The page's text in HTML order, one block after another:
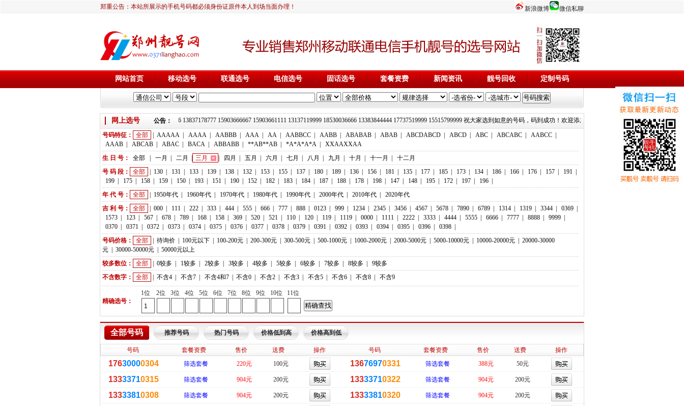
郑重公告：本站所展示的手机号码都必须身份证原件本人到场当面办理！ 新浪微博 微信私聊
网站首页 移动选号 联通选号 电信选号 固话选号 套餐资费 新闻资讯 靓号回收 定制号码
网上选号 公告：
靓号推荐：18236933666 13837178777 15903666667 15903661111 13137119999 18530036666 13383844444 17737519999 15515799999 祝大家选到如意的号码，码到成功！欢迎添加微信客服：18803716116 18903716116
号码特征： 全部 AAAAA AAAA AABBB AAA AA AABBCC AABB ABABAB ABAB ABCDABCD ABCD ABC ABCABC AABCC
AAAB
ABCAB ABAC BACA ABBABB **AB**AB *A*A*A*A
XXAAXXAA
生 日 号：
全部 一月 二月 三月 四月 五月 六月 七月 八月 九月 十月 十一月
十二月
号 码 段：
全部 130 131 133 139 138 132 153 155 137 180 189 136 156 181 135 177 185 173 134 186 166 176 157 191
199
175 158 159 150 193 151 190 152 182 183 184 187 188 178 198 147 148 195 172 197 196
年 代 号：
全部 1950年代 1960年代 1970年代 1980年代 1990年代 2000年代 2010年代
2020年代
吉 利 号：
全部 000 111 222 333 444 555 666 777 888 0123 999 1234 2345 3456 4567 5678 7890 6789 1314 1319 3344 0369
1573
123 567 678 789 168 158 369 520 521 110 120 119 1119 0000 1111 2222 3333 4444 5555 6666 7777 8888 9999
0370
0371 0372 0373 0374 0375 0376 0377 0378 0379 0391 0392 0393 0394 0395 0396 0398
号码价格：
全部 待询价 100元以下 100-200元 200-300元 300-500元 500-1000元 1000-2000元 2000-5000元 5000-10000元 10000-20000元
20000-30000
元
30000-50000元
50000元以上
较多数位：
全部 0较多 1较多 2较多 3较多 4较多 5较多 6较多 7较多 8较多
9较多
不含数字：
全部 不含4 不含7 不含4和7 不含0 不含2 不含3 不含5 不含6 不含8 不含9
精确选号：
1位 2位 3位 4位 5位 6位 7位 8位 9位 10位 11位
全部号码 推荐号码 热门号码 价格低到高 价格高到低
号码 套餐资费 售价 送费 操作 号码 套餐资费 售价 送费 操作
17630000304 筛选套餐 220元 100元 13676970331 筛选套餐 388元 50元
13333710315 筛选套餐 904元 200元 13333710322 筛选套餐 904元 200元
13333810308 筛选套餐 904元 200元 13333810320 筛选套餐 904元 200元